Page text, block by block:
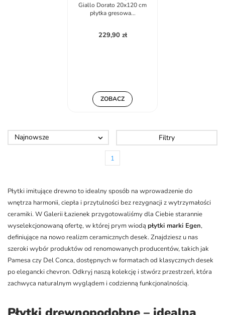
Giallo Dorato 20x120 cm
płytka gresowa...
229,90 zł
ZOBACZ
Najnowsze  Filtry
1
Płytki imitujące drewno to idealny sposób na wprowadzenie do
wnętrza harmonii, ciepła i przytulności bez rezygnacji z wytrzymałości
ceramiki. W Galerii Łazienek przygotowaliśmy dla Ciebie starannie
wyselekcjonowaną ofertę, w której prym wiodą płytki marki Egen,
definiujące na nowo realizm ceramicznych desek. Znajdziesz u nas
szeroki wybór produktów od renomowanych producentów, takich jak
Pamesa czy Del Conca, dostępnych w formatach od klasycznych desek
po elegancki chevron. Odkryj naszą kolekcję i stwórz przestrzeń, która
zachwyca naturalnym wyglądem i codzienną funkcjonalnością.